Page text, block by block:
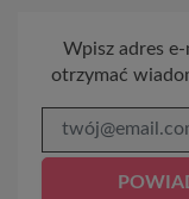
Wpisz adres
otrzymać